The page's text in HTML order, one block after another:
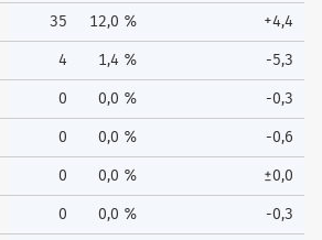
35 12,0 % +4,4
4 1,4 % -5,3
0 0,0 % -0,3
0 0,0 % -0,6
0 0,0 % ±0,0
0 0,0 % -0,3